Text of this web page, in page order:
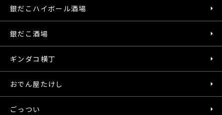
銀だこハイボール酒場
銀だこ酒場
ギンダコ横丁
おでん屋たけし
ごっつい